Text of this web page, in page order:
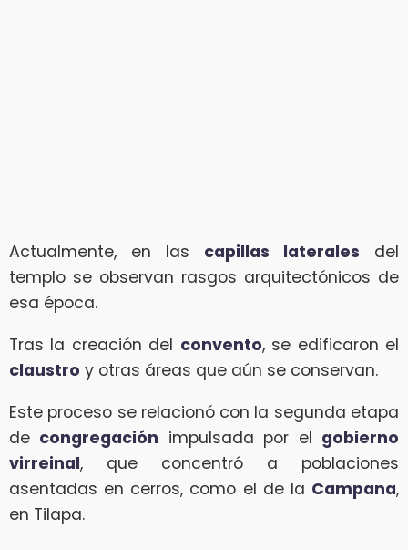
Actualmente, en las capillas laterales del
templo se observan rasgos arquitectónicos de
esa época.
Tras la creación del convento, se edificaron el
claustro y otras áreas que aún se conservan.
Este proceso se relacionó con la segunda etapa
de congregación impulsada por el gobierno
virreinal, que concentró a poblaciones
asentadas en cerros, como el de la Campana,
en Tilapa.